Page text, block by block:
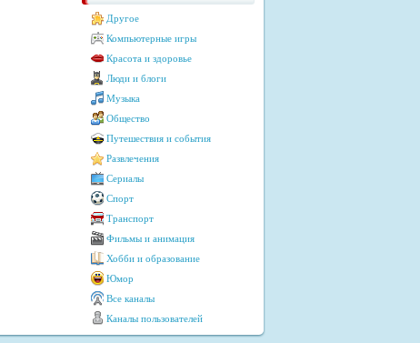
Другое
Компьютерные игры
Красота и здоровье
Люди и блоги
Музыка
Общество
Путешествия и события
Развлечения
Сериалы
Спорт
Транспорт
Фильмы и анимация
Хобби и образование
Юмор
Все каналы
Каналы пользователей